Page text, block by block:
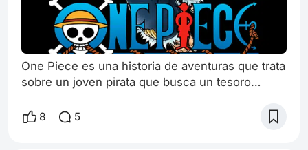
One Piece es una historia de aventuras que trata
sobre un joven pirata que busca un tesoro
Piratas. Luffy y su tripulación se embarcan en la
8 5